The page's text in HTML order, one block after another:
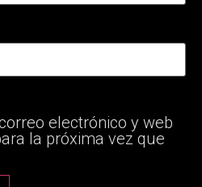
electrónico y web
la próxima vez que